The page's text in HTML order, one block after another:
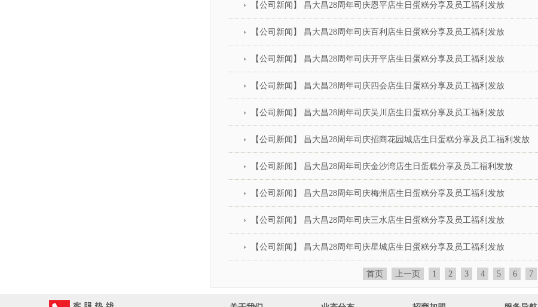
【公司新闻】 昌大昌28周年司庆恩平店生日蛋糕分享及员工福利发放
【公司新闻】 昌大昌28周年司庆百利店生日蛋糕分享及员工福利发放
【公司新闻】 昌大昌28周年司庆开平店生日蛋糕分享及员工福利发放
【公司新闻】 昌大昌28周年司庆四会店生日蛋糕分享及员工福利发放
【公司新闻】 昌大昌28周年司庆吴川店生日蛋糕分享及员工福利发放
【公司新闻】 昌大昌28周年司庆招商花园城店生日蛋糕分享及员工福利发放
【公司新闻】 昌大昌28周年司庆金沙湾店生日蛋糕分享及员工福利发放
【公司新闻】 昌大昌28周年司庆梅州店生日蛋糕分享及员工福利发放
【公司新闻】 昌大昌28周年司庆三水店生日蛋糕分享及员工福利发放
【公司新闻】 昌大昌28周年司庆星城店生日蛋糕分享及员工福利发放
首页 上一页 1 2 3 4 5 6 7